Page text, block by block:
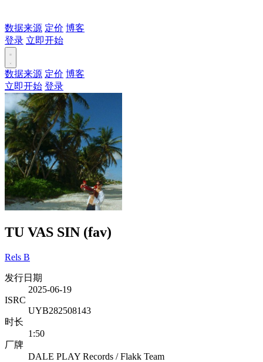
数据来源 定价 博客
登录 立即开始
数据来源 定价 博客
立即开始 登录
TU VAS SIN (fav)
Rels B
发行日期
2025-06-19
ISRC
UYB282508143
时长
1:50
厂牌
DALE PLAY Records / Flakk Team